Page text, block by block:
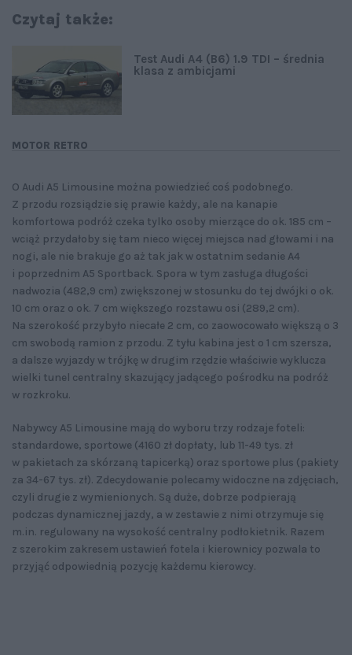
Czytaj także:
MOTOR RETRO
Test Audi A4 (B6) 1.9 TDI – średnia
klasa z ambicjami
O Audi A5 Limousine można powiedzieć coś podobnego.
Z przodu rozsiądzie się prawie każdy, ale na kanapie
komfortowa podróż czeka tylko osoby mierzące do ok. 185 cm –
wciąż przydałoby się tam nieco więcej miejsca nad głowami i na
nogi, ale nie brakuje go aż tak jak w ostatnim sedanie A4
i poprzednim A5 Sportback. Spora w tym zasługa długości
nadwozia (482,9 cm) zwiększonej w stosunku do tej dwójki o ok.
10 cm oraz o ok. 7 cm większego rozstawu osi (289,2 cm).
Na szerokość przybyło niecałe 2 cm, co zaowocowało większą o 3
cm swobodą ramion z przodu. Z tyłu kabina jest o 1 cm szersza,
a dalsze wyjazdy w trójkę w drugim rzędzie właściwie wyklucza
wielki tunel centralny skazujący jadącego pośrodku na podróż
w rozkroku.
Nabywcy A5 Limousine mają do wyboru trzy rodzaje foteli:
standardowe, sportowe (4160 zł dopłaty, lub 11-49 tys. zł
w pakietach za skórzaną tapicerką) oraz sportowe plus (pakiety
za 34-67 tys. zł). Zdecydowanie polecamy widoczne na zdjęciach,
czyli drugie z wymienionych. Są duże, dobrze podpierają
podczas dynamicznej jazdy, a w zestawie z nimi otrzymuje się
m.in. regulowany na wysokość centralny podłokietnik. Razem
z szerokim zakresem ustawień fotela i kierownicy pozwala to
przyjąć odpowiednią pozycję każdemu kierowcy.